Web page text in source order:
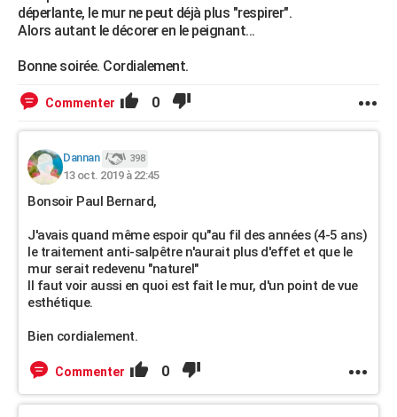
déperlante, le mur ne peut déjà plus "respirer".
Alors autant le décorer en le peignant...
Bonne soirée. Cordialement.
Commenter 0
Dannan 398
13 oct. 2019 à 22:45
Bonsoir Paul Bernard,
J'avais quand même espoir qu"au fil des années (4-5 ans)
le traitement anti-salpêtre n'aurait plus d'effet et que le
mur serait redevenu "naturel"
Il faut voir aussi en quoi est fait le mur, d'un point de vue
esthétique.
Bien cordialement.
Commenter 0